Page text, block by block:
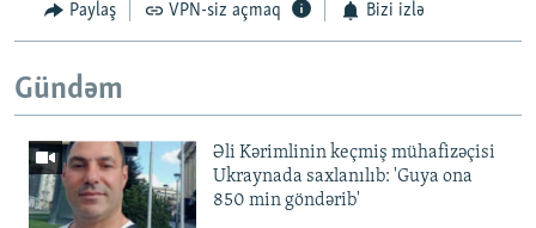
Paylaş VPN-siz açmaq Bizi izlə
Gündəm
Əli Kərimlinin keçmiş mühafizəçisi
Ukraynada saxlanılıb: 'Guya ona
850 min göndərib'